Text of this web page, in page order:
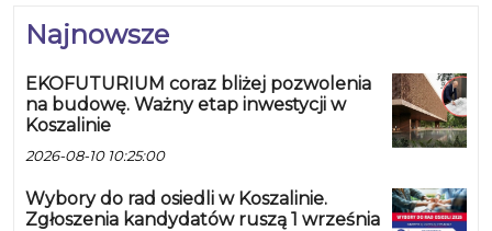
Najnowsze
EKOFUTURIUM coraz bliżej pozwolenia
na budowę. Ważny etap inwestycji w
Koszalinie
2026-08-10 10:25:00
Wybory do rad osiedli w Koszalinie.
Zgłoszenia kandydatów ruszą 1 września